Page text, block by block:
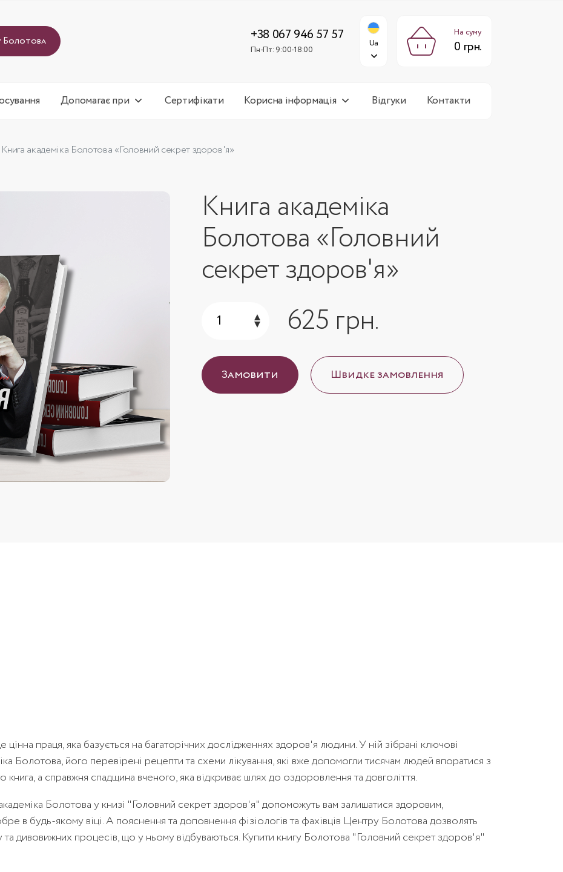
Болотова +38 067 946 57 57
Пн-Пт: 9:00-18:00
Ua
На суму
0 грн.
Допомагає при Сертифікати Корисна інформація Відгуки Контакти
Книга академіка Болотова «Головний секрет здоров'я»
Книга академіка
Болотова «Головний
секрет здоров'я»
625 грн.
Замовити Швидке замовлення
праця, яка базується на багаторічних дослідженнях здоров'я людини. У ній зібрані ключові
Болотова, його перевірені рецепти та схеми лікування, які вже допомогли тисячам людей впоратися з
а справжня спадщина вченого, яка відкриває шлях до оздоровлення та довголіття.
Болотова у книзі "Головний секрет здоров'я" допоможуть вам залишатися здоровим,
в будь-якому віці. А пояснення та доповнення фізіологів та фахівців Центру Болотова дозволять
та дивовижних процесів, що у ньому відбуваються. Купити книгу Болотова "Головний секрет здоров'я"